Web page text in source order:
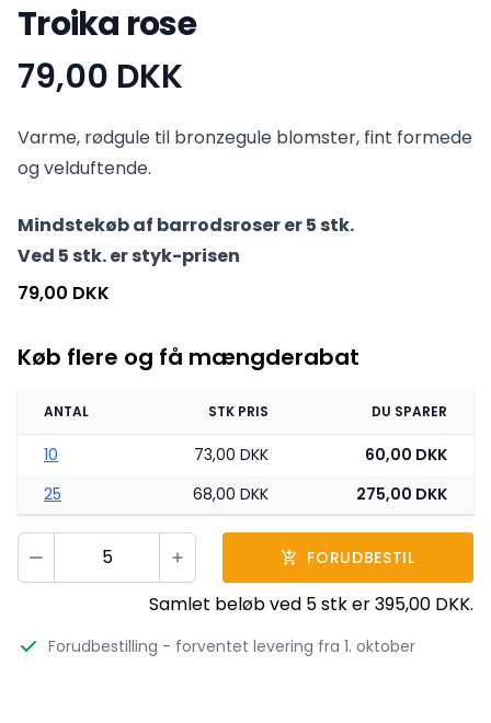
Troika rose
Produktinformation
79,00 DKK
Varme, rødgule til bronzegule blomster, fint formede
og velduftende.
Mindstekøb af barrodsroser er 5 stk.
Ved 5 stk. er styk-prisen
79,00 DKK
Køb flere og få mængderabat
ANTAL STK PRIS DU SPARER
10 73,00 DKK
60,00 DKK
25
68,00 DKK 275,00 DKK
Vælg antal
Plus FORUDBESTIL
Samlet beløb ved 5stk er395,00 DKK.
Forudbestilling - forventet levering fra 1. oktober